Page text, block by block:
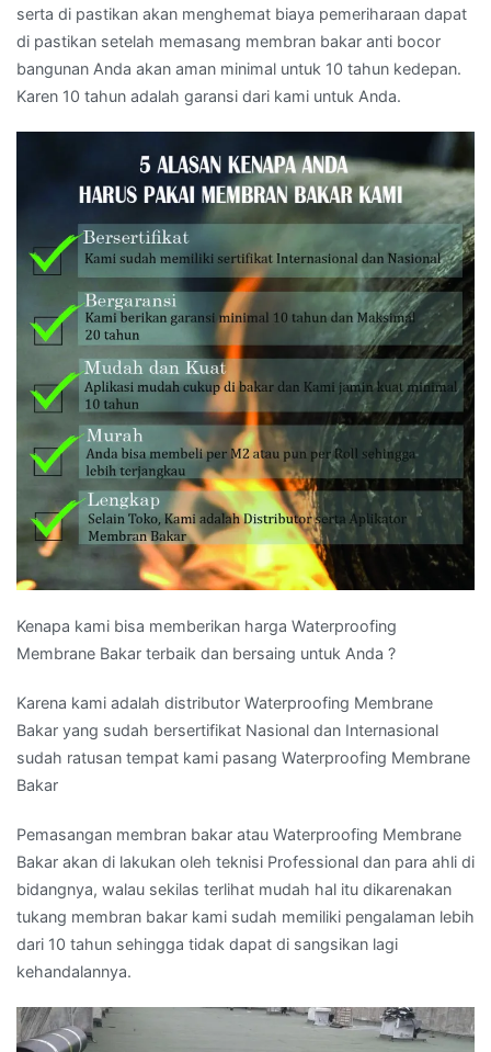
serta di pastikan akan menghemat biaya pemeriharaan dapat
di pastikan setelah memasang membran bakar anti bocor
bangunan Anda akan aman minimal untuk 10 tahun kedepan.
Karen 10 tahun adalah garansi dari kami untuk Anda.
Kenapa kami bisa memberikan harga Waterproofing
Membrane Bakar terbaik dan bersaing untuk Anda ?
Karena kami adalah distributor Waterproofing Membrane
Bakar yang sudah bersertifikat Nasional dan Internasional
sudah ratusan tempat kami pasang Waterproofing Membrane
Bakar
Pemasangan membran bakar atau Waterproofing Membrane
Bakar akan di lakukan oleh teknisi Professional dan para ahli di
bidangnya, walau sekilas terlihat mudah hal itu dikarenakan
tukang membran bakar kami sudah memiliki pengalaman lebih
dari 10 tahun sehingga tidak dapat di sangsikan lagi
kehandalannya.